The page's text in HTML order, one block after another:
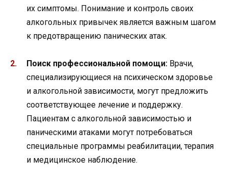
их симптомы. Понимание и контроль своих
алкогольных привычек является важным шагом
к предотвращению панических атак.
Поиск профессиональной помощи: Врачи,
специализирующиеся на психическом здоровье
и алкогольной зависимости, могут предложить
соответствующее лечение и поддержку.
Пациентам с алкогольной зависимостью и
паническими атаками могут потребоваться
специальные программы реабилитации, терапия
и медицинское наблюдение.